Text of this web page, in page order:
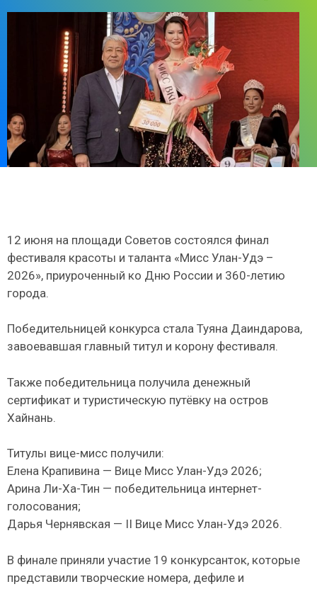
12 июня на площади Советов состоялся финал
фестиваля красоты и таланта «Мисс Улан-Удэ –
2026», приуроченный ко Дню России и 360-летию
города.
Победительницей конкурса стала Туяна Даиндарова,
завоевавшая главный титул и корону фестиваля.
Также победительница получила денежный
сертификат и туристическую путёвку на остров
Хайнань.
Титулы вице-мисс получили:
Елена Крапивина — Вице Мисс Улан-Удэ 2026;
Арина Ли-Ха-Тин — победительница интернет-
голосования;
Дарья Чернявская — II Вице Мисс Улан-Удэ 2026.
В финале приняли участие 19 конкурсанток, которые
представили творческие номера, дефиле и